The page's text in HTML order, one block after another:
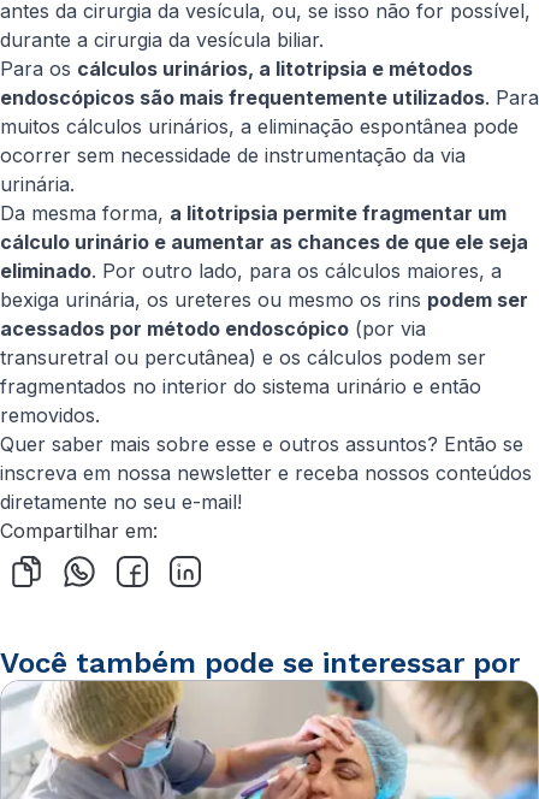
antes da cirurgia da vesícula, ou, se isso não for possível,
durante a cirurgia da vesícula biliar.
Para os cálculos urinários, a litotripsia e métodos
endoscópicos são mais frequentemente utilizados. Para
muitos cálculos urinários, a eliminação espontânea pode
ocorrer sem necessidade de instrumentação da via
urinária.
Da mesma forma, a litotripsia permite fragmentar um
cálculo urinário e aumentar as chances de que ele seja
eliminado. Por outro lado, para os cálculos maiores, a
bexiga urinária, os ureteres ou mesmo os rins podem ser
acessados por método endoscópico (por via
transuretral ou percutânea) e os cálculos podem ser
fragmentados no interior do sistema urinário e então
removidos.​
Quer saber mais sobre esse e outros assuntos? Então se
inscreva em nossa newsletter e receba nossos conteúdos
diretamente no seu e-mail!
Compartilhar em:
Você também pode se interessar por